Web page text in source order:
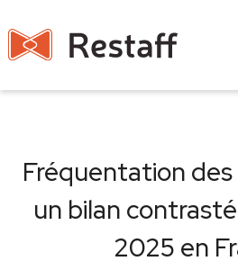
Fréquentation
un bilan
2025 en